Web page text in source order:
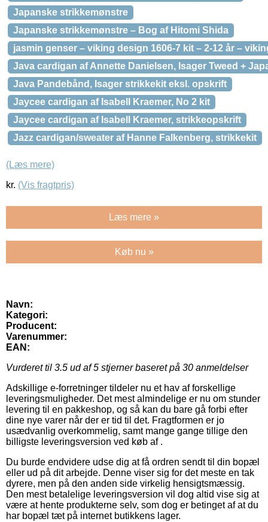
Japanske strikkemønstre
Japanske strikkemønstre – Bog af Hitomi Shida
jasmin genser – viking design 1606-7 kit – 2-12 år –
Java cardigan af Annette Danielsen, Isager Tweed +
Java Pandebånd, Isager strikkekit eksl. opskrift
Jaycee cardigan af Isabell Kraemer, No 2 kit
Jaycee cardigan af Isabell Kraemer, strikkeopskrift
Jazz cardigan/sweater af Hanne Falkenberg, strikkekit
(Læs mere)
kr. (Vis fragtpris)
Læs mere »
Køb nu »
Navn:
Kategori:
Producent:
Varenummer:
EAN:
Vurderet til 3.5 ud af 5 stjerner baseret på 30 anmeldelser
Adskillige e-forretninger tildeler nu et hav af forskellige
leveringsmuligheder. Det mest almindelige er nu om stunder
levering til en pakkeshop, og så kan du bare gå forbi efter
dine nye varer når der er tid til det. Fragtformen er jo
usædvanlig overkommelig, samt mange gange tillige den
billigste leveringsversion ved køb af .
Du burde endvidere udse dig at få ordren sendt til din bopæl
eller ud på dit arbejde. Denne viser sig for det meste en tak
dyrere, men på den anden side virkelig hensigtsmæssig.
Den mest betalelige leveringsversion vil dog altid vise sig at
være at hente produkterne selv, som dog er betinget af at du
har bopæl tæt på internet butikkens lager.